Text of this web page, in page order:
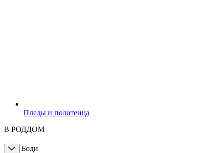
Пледы и полотенца
В РОДДОМ
Боди